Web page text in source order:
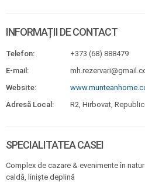
INFORMAȚII DE CONTACT
Telefon:
+373 (68) 888479
E-mail:
Website:
Adresă Local:
R2, Hirbovat,
SPECIALITATEA CASEI
Complex de cazare & evenimente în
caldă, liniște deplină